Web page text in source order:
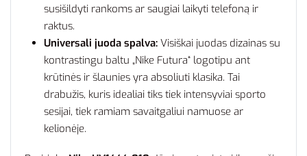
susišildyti rankoms ar saugiai laikyti telefoną ir
raktus.
Universali juoda spalva: Visiškai juodas dizainas su
kontrastingu baltu „Nike Futura“ logotipu ant
krūtinės ir šlaunies yra absoliuti klasika. Tai
drabužis, kuris idealiai tiks tiek intensyviai sporto
sesijai, tiek ramiam savaitgaliui namuose ar
kelionėje.